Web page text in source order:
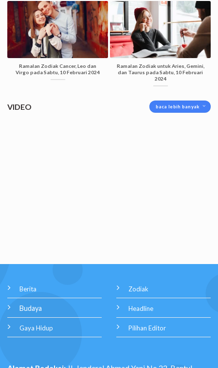
Ramalan Zodiak Cancer, Leo dan
Virgo pada Sabtu, 10 Februari 2024
Ramalan Zodiak untuk Aries, Gemini,
dan Taurus pada Sabtu, 10 Februari
2024
VIDEO baca lebih banyak
Berita
Budaya
Gaya Hidup
Zodiak
Headline
Pilihan Editor